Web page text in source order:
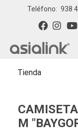
Teléfono: 938
Tienda
M